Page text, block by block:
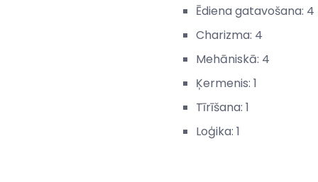
Ēdiena gatavošana: 4
Charizma: 4
Mehāniskā: 4
Ķermenis: 1
Tīrīšana: 1
Loģika: 1